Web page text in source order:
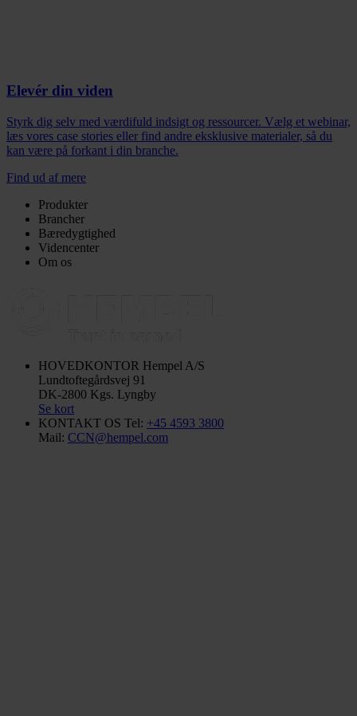
Elevér din viden
Styrk dig selv med værdifuld indsigt og ressourcer. Vælg et webinar,
læs vores case stories eller find andre eksklusive materialer, så du
kan være på forkant i din branche.
Find ud af mere
Produkter
Brancher
Bæredygtighed
Videncenter
Om os
HOVEDKONTOR Hempel A/S
Lundtoftegårdsvej 91
DK-2800 Kgs. Lyngby
Se kort
KONTAKT OS Tel: +45 4593 3800
Mail: CCN@hempel.com